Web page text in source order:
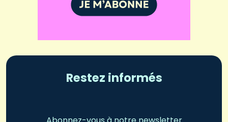
Restez informés